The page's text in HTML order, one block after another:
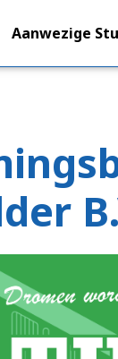
Aanwezige